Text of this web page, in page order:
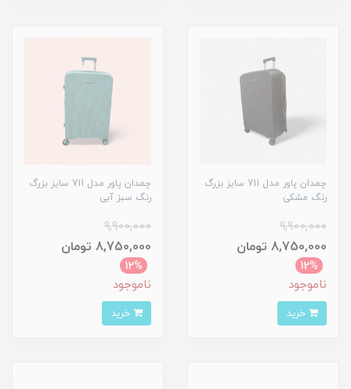
چمدان پاور مدل 711 سایز بزرگ
رنگ مشکی
9,900,000
8,750,000 تومان
12%
ناموجود
چمدان پاور مدل 711 سایز بزرگ
رنگ سبز آبی
9,900,000
8,750,000 تومان
12%
ناموجود